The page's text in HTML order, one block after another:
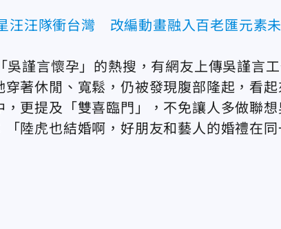
汪汪隊衝台灣 改編動畫融入百老匯元素
謹言懷孕」的熱搜，有網友上傳吳謹言
著休閒、寬鬆，仍被發現腹部隆起，看起
，更提及「雙喜臨門」，不免讓人多做聯
陸虎也結婚啊，好朋友和藝人的婚禮在